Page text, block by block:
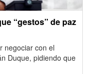
“gestos” de paz
negociar con el
Duque, pidiendo que